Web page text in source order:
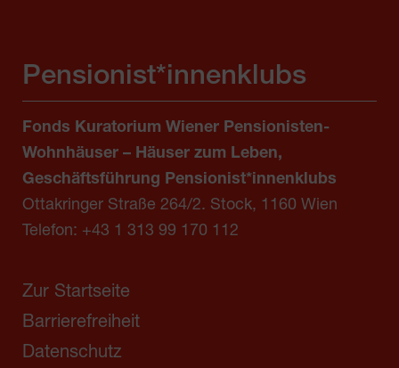
Pensionist*innenklubs
Fonds Kuratorium Wiener Pensionisten-
Wohnhäuser – Häuser zum Leben,
Geschäftsführung Pensionist*innenklubs
Ottakringer Straße 264/2. Stock, 1160 Wien
Telefon: +43 1 313 99 170 112
Zur Startseite
Barrierefreiheit
Datenschutz